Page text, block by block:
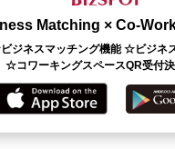
Matching × Co-
ジネスマッチング機能 ☆ビジネ
☆コワーキングスペースQR受付